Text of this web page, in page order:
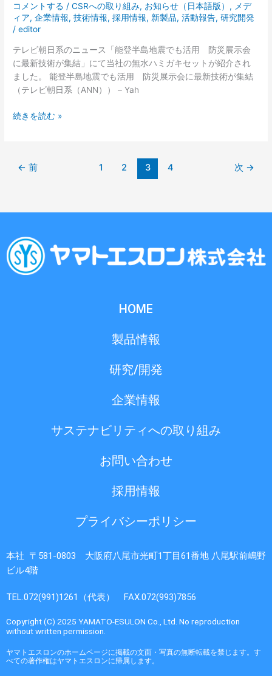
防
災
グ
ッ
ズ
（無
水
ミ
ッ
中
コメントする /CSRへの取り組み, お知らせ（日本語版） , メデ
ィア,企業情報,技術情報,採用情報, 新製品,活動報告,研究開発
/editor
テレビ朝日系のニュース「能登半島地震でも活用 防災展示会
に最新技術が集結」にて当社の無水ハミガキセットが紹介され
ました。 能登半島地震でも活用 防災展示会に最新技術が集結
（テレビ朝日系（ANN）） – Yah
の
無
水
ハ
ミ
ガ
キ
ッ
ュ
上
げ
ら
続きを読む »
← 前 1 2 3 4 次 →
HOME
製品情報
研究/開発
企業情報
サステナビリティへの取り組み
お問い合わせ
採用情報
プライバシーポリシー
本社 〒581-0803 大阪府八尾市光町1丁目61番地 八尾駅前嶋野
ビル4階
TEL.072(991)1261（代表） FAX.072(993)7856
Copyright (C) 2025 YAMATO-ESULON Co., Ltd. No reproduction
without written permission.
ヤマトエスロンのホームページに掲載の文面・写真の無断転載を禁じます。す
べての著作権はヤマトエスロンに帰属します。